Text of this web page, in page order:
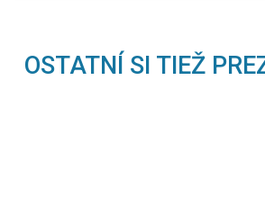
OSTATNÍ SI TIEŽ